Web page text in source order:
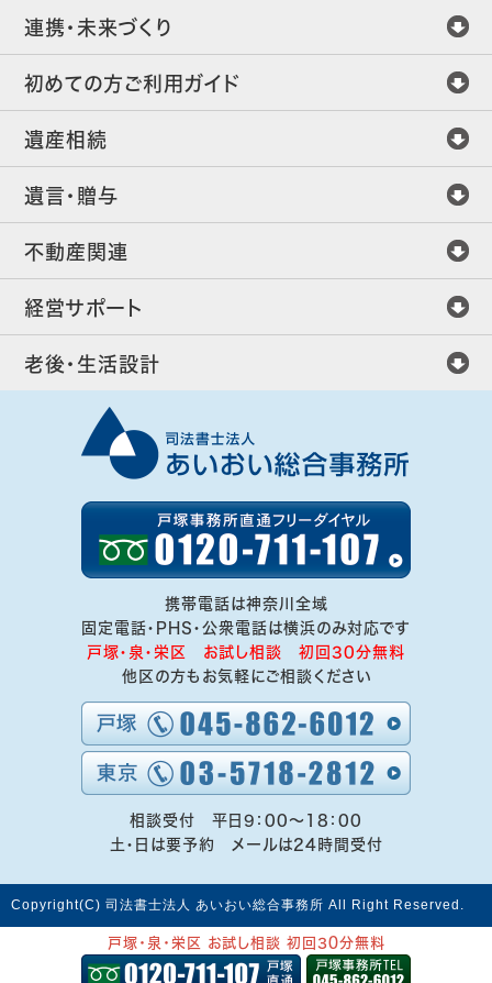
連携・未来づくり
初めての方ご利用ガイド
遺産相続
遺言・贈与
不動産関連
経営サポート
老後・生活設計
携帯電話は神奈川全域
固定電話・PHS・公衆電話は横浜のみ対応です
戸塚・泉・栄区 お試し相談 初回30分無料
他区の方もお気軽にご相談ください
相談受付 平日9：00～18：00
土・日は要予約 メールは24時間受付
戸塚・泉・栄区 お試し相談 初回30分無料
Copyright(C) 司法書士法人 あいおい総合事務所 All Right Reserved.